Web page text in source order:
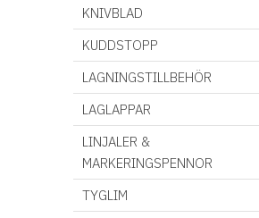
KNIVBLAD
KUDDSTOPP
LAGNINGSTILLBEHÖR
LAGLAPPAR
LINJALER &
MARKERINGSPENNOR
TYGLIM